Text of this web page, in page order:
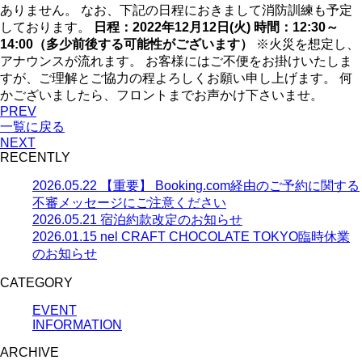
ありません。 なお、下記の日程におきまして消防訓練も予定
しております。
日程：2022年12月12日(火) 時間：12:30～
14:00（多少前後する可能性がございます）
※火災を想定し、
アナウンスが流れます。 お客様にはご不便をお掛けいたしま
すが、ご理解とご協力の程よろしくお願い申し上げます。 何
かございましたら、フロントまでお声かけ下さいませ。
PREV
一覧に戻る
NEXT
RECENTLY
2026.05.22
【重要】 Booking.com経由のご予約に関する
不審メッセージにご注意ください
2026.05.21 宿泊約款改定のお知らせ
2026.01.15 nel CRAFT CHOCOLATE TOKYO臨時休業
のお知らせ
CATEGORY
EVENT
INFORMATION
ARCHIVE